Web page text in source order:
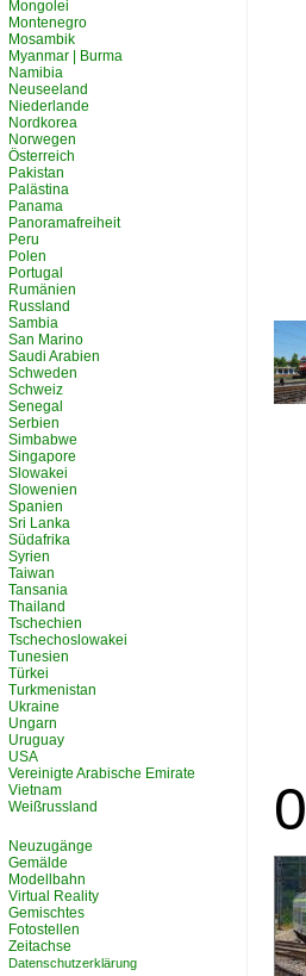
0
Mongolei
Montenegro
Mosambik
Myanmar | Burma
Namibia
Neuseeland
Niederlande
Nordkorea
Norwegen
Österreich
Pakistan
Palästina
Panama
Panoramafreiheit
Peru
Polen
Portugal
Rumänien
Russland
Sambia
San Marino
Saudi Arabien
Schweden
Schweiz
Senegal
Serbien
Simbabwe
Singapore
Slowakei
Slowenien
Spanien
Sri Lanka
Südafrika
Syrien
Taiwan
Tansania
Thailand
Tschechien
Tschechoslowakei
Tunesien
Türkei
Turkmenistan
Ukraine
Ungarn
Uruguay
USA
Vereinigte Arabische Emirate
Vietnam
Weißrussland
Neuzugänge
Gemälde
Modellbahn
Virtual Reality
Gemischtes
Fotostellen
Zeitachse
Datenschutzerklärung